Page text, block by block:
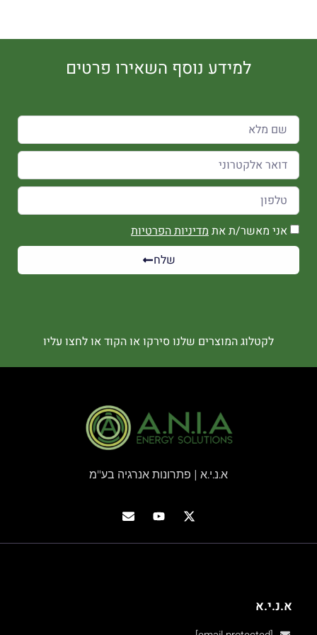
למידע נוסף השאירו פרטים
אני מאשר/ת את מדיניות הפרטיות
שלח
לקטלוג המוצרים שלנו סירקו או הקוד או לחצו עליו
א.נ.י.א | פתרונות אנרגיה בע"מ
א.נ.י.א